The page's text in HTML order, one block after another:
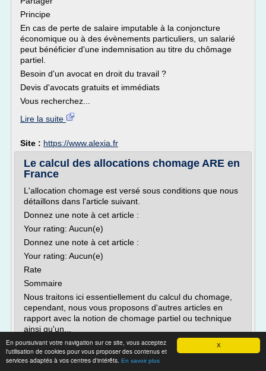
X
En poursuivant votre navigation sur ce site, vous acceptez
l'utilisation de cookies pour vous proposer des contenus et
services adaptés à vos centres d'intérêts. En savoir plus
Principe
En cas de perte de salaire imputable à la conjoncture
économique ou à des évènements particuliers, un salarié
peut bénéficier d'une indemnisation au titre du chômage
partiel.
Besoin d'un avocat en droit du travail ?
Devis d'avocats gratuits et immédiats
Vous recherchez...
Lire la suite
Site : https://www.alexia.fr
Le calcul des allocations chomage ARE en
France
L'allocation chomage est versé sous conditions que nous
détaillons dans l'article suivant.
Donnez une note à cet article :
Your rating: Aucun(e)
Donnez une note à cet article :
Your rating: Aucun(e)
Rate
Sommaire
Nous traitons ici essentiellement du calcul du chomage,
cependant, nous vous proposons d'autres articles en
rapport avec la notion de chomage partiel ou technique
ainsi qu'un...
Lire la suite
Date:2017-03-29 11:39:44